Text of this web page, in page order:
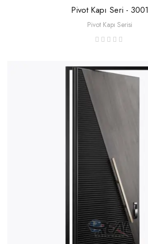
Pivot Kapı Seri - 3001
Pivot Kapı Serisi